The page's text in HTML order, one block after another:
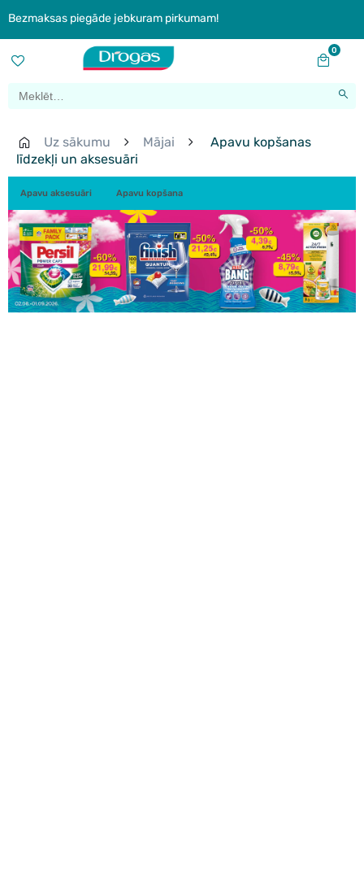
Bezmaksas piegāde jebkuram pirkumam!
0
Uz sākumu Mājai
Apavu kopšanas
līdzekļi un aksesuāri
Apavu aksesuāri Apavu kopšana